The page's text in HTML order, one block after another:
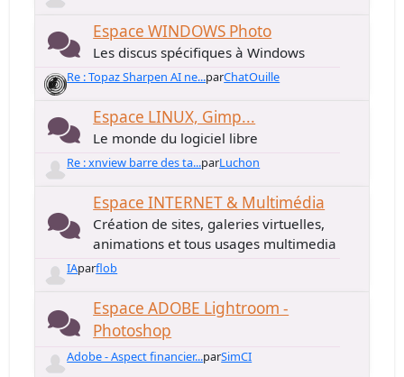
Espace WINDOWS Photo
Les discus spécifiques à Windows
Re : Topaz Sharpen AI ne...parChatOuille
Espace LINUX, Gimp...
Le monde du logiciel libre
Re : xnview barre des ta...parLuchon
Espace INTERNET & Multimédia
Création de sites, galeries virtuelles,
animations et tous usages multimedia
IAparflob
Espace ADOBE Lightroom -
Photoshop
Adobe - Aspect financier...parSimCI